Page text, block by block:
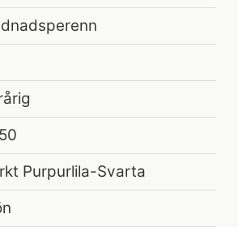
Purpurlila-Svarta